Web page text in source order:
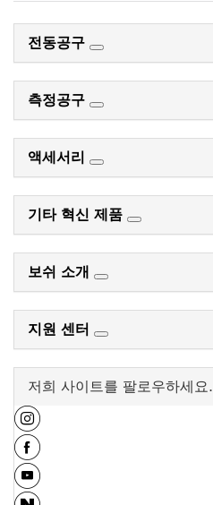
전동공구
측정공구
액세서리
기타 혁신 제품
보쉬 소개
지원 센터
저희 사이트를 팔로우하세요.